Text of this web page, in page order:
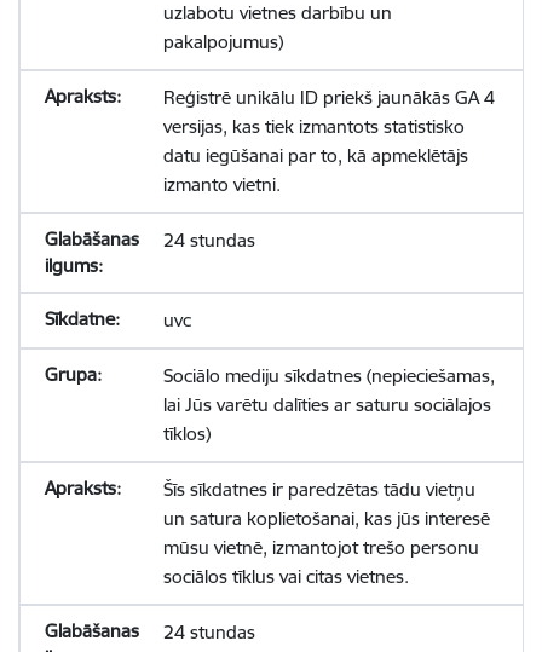
uzlabotu vietnes darbību un
pakalpojumus)
Reģistrē unikālu ID priekš jaunākās GA 4
versijas, kas tiek izmantots statistisko
datu iegūšanai par to, kā apmeklētājs
izmanto vietni.
24 stundas
uvc
Sociālo mediju sīkdatnes (nepieciešamas,
lai Jūs varētu dalīties ar saturu sociālajos
tīklos)
Šīs sīkdatnes ir paredzētas tādu vietņu
un satura koplietošanai, kas jūs interesē
mūsu vietnē, izmantojot trešo personu
sociālos tīklus vai citas vietnes.
24 stundas